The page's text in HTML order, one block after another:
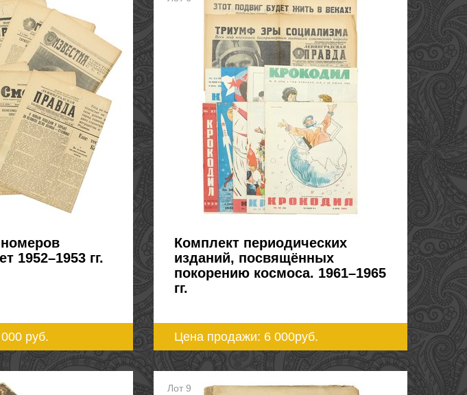
1952–1953 гг.
руб.
Комплект периодических
изданий, посвящённых
покорению космоса. 1961–1965
гг.
Цена продажи: 6 000руб.
Лот 9